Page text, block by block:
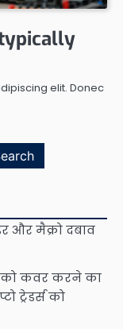
elit. Donec
और मैक्रो दबाव
को कवर करने का
ट्रेडर्स को